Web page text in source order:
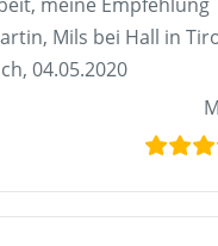
Mils bei Hall in
04.05.2020